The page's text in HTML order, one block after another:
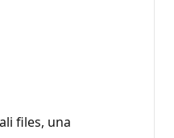
files, una